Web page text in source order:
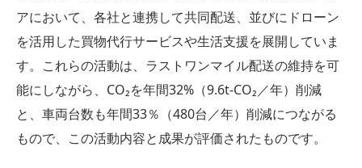
アにおいて、各社と連携して共同配送、並びにドローン
を活用した買物代行サービスや生活支援を展開していま
す。これらの活動は、ラストワンマイル配送の維持を可
能にしながら、CO₂を年間32%（9.6t-CO₂／年）削減
と、車両台数も年間33％（480台／年）削減につながる
もので、この活動内容と成果が評価されたものです。